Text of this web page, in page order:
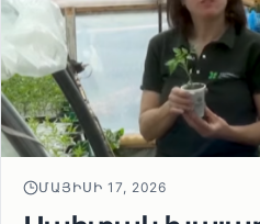
ՄԱՅԻՍԻ 17, 2026